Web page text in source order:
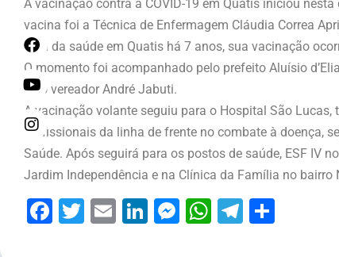
A vacinação contra a COVID-19 em Quatis iniciou
vacina foi a Técnica de Enfermagem Cláudia Correa
área da saúde em Quatis há 7 anos, sua vacinação
O momento foi acompanhado pelo prefeito Aluísio
pelo vereador André Jabuti.
A vacinação volante seguiu para o Hospital São
profissionais da linha de frente no combate à doença,
Saúde. Após seguirá para os postos de saúde, ESF IV
Jardim Independência e na Clínica da Família no bairro
Facebook
Twitter
EmailLinkedIn
Messenger
WhatsApp
Telegram